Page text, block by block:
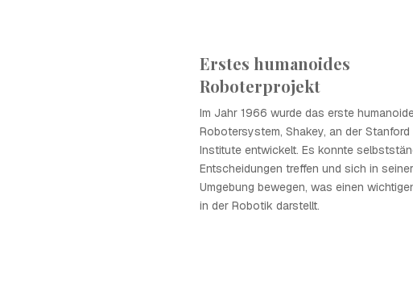
Erstes humanoides
Roboterprojekt
Im Jahr 1966 wurde das erste
Robotersystem, Shakey, an der Stanford
Institute entwickelt. Es konnte
Entscheidungen treffen und sich in seiner
Umgebung bewegen, was einen
in der Robotik darstellt.